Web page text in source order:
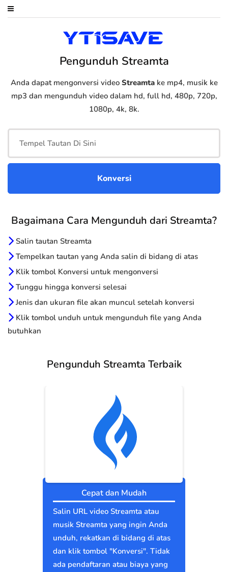
Pengunduh Streamta
Anda dapat mengonversi video Streamtake mp4, musik ke
mp3 dan mengunduh video dalam hd, full hd, 480p, 720p,
1080p, 4k, 8k.
Bagaimana Cara Mengunduh dari Streamta?
Salin tautan Streamta
Tempelkan tautan yang Anda salin di bidang di atas
Klik tombol Konversi untuk mengonversi
Tunggu hingga konversi selesai
Jenis dan ukuran file akan muncul setelah konversi
Klik tombol unduh untuk mengunduh file yang Anda
butuhkan
Pengunduh Streamta Terbaik
Cepat dan Mudah
Salin URL video Streamta atau
musik Streamta yang ingin Anda
unduh, rekatkan di bidang di atas
dan klik tombol "Konversi". Tidak
ada pendaftaran atau biaya yang